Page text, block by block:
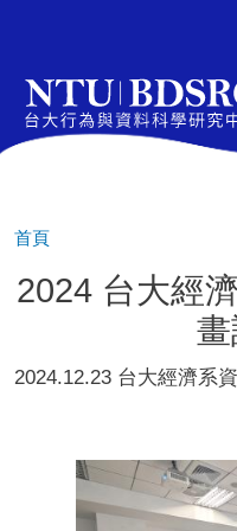
首頁
2024 台大經
2024.12.23 台大經濟系